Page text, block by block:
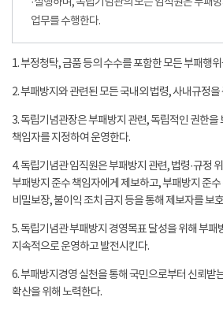
업무를 수행한다.
1. 부정청탁, 금품 등의 수수를 포함한 모든 부패행
2. 부패방지와 관련된 모든 국내외 법령, 사내규정을
3. 독립기념관장은 부패방지 관련, 독립적인 권한을
책임자를 지정하여 운영한다.
4. 독립기념관 임직원은 부패방지 관련, 법령·규정
부패방지 준수 책임자에게 제보하고, 부패방지 준
비밀보장, 불이익 조치 금지 등을 통해 제보자를 보
5. 독립기념관 부패방지 경영목표 달성을 위해 부패
지속적으로 운영하고 발전시킨다.
6. 부패방지경영 실천을 통해 국민으로부터 신뢰받
확산을 위해 노력한다.